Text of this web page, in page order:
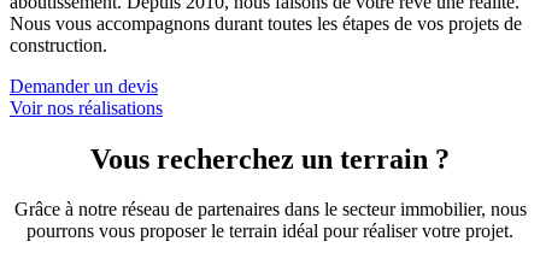
Nous vous accompagnons durant toutes les étapes de vos projets de
construction.
Demander un devis
Voir nos réalisations
Vous recherchez un terrain ?
Grâce à notre réseau de partenaires dans le secteur immobilier, nous
pourrons vous proposer le terrain idéal pour réaliser votre projet.